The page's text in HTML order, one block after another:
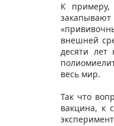
К примеру,
внешней
десяти
весь мир.
Так что
вакцина, к